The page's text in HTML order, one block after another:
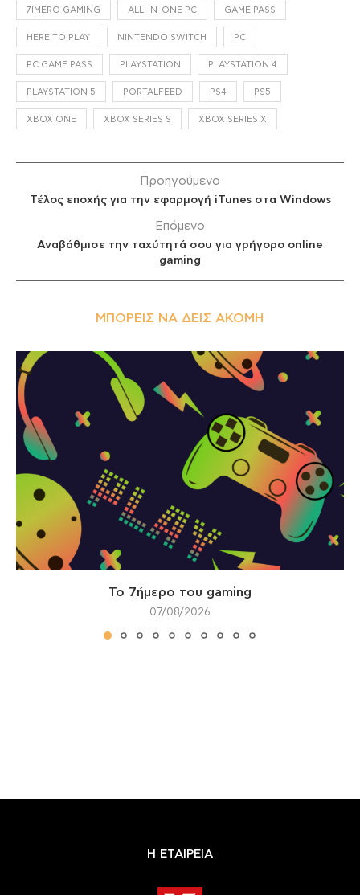
7IMERO GAMING ALL-IN-ONE PC GAME PASS
HERE TO PLAY NINTENDO SWITCH PC
PC GAME PASS PLAYSTATION PLAYSTATION 4
PLAYSTATION 5 PORTALFEED PS4 PS5
XBOX ONE XBOX SERIES S XBOX SERIES X
Προηγούμενο
Τέλος εποχής για την εφαρμογή iTunes στα Windows
Επόμενο
Αναβάθμισε την ταχύτητά σου για γρήγορο online
gaming
ΜΠΟΡΕΊΣ ΝΑ ΔΕΙΣ ΑΚΌΜΗ
Το 7ήμερο του gaming
07/08/2026
Η ΕΤΑΙΡΕΙΑ